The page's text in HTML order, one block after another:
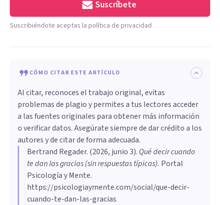
Suscríbete
Suscribiéndote aceptas la política de privacidad
CÓMO CITAR ESTE ARTÍCULO
Al citar, reconoces el trabajo original, evitas
problemas de plagio y permites a tus lectores acceder
a las fuentes originales para obtener más información
o verificar datos. Asegúrate siempre de dar crédito a los
autores y de citar de forma adecuada.
Bertrand Regader. (2026, junio 3). Qué decir cuando
te dan las gracias (sin respuestas típicas). Portal
Psicología y Mente.
https://psicologiaymente.com/social/que-decir-
cuando-te-dan-las-gracias